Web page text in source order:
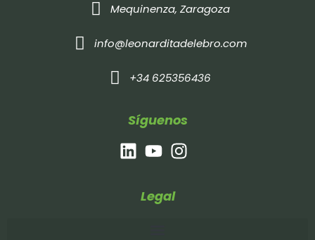
Mequinenza, Zaragoza
info@leonarditadelebro.com
+34 625356436
Síguenos
Legal